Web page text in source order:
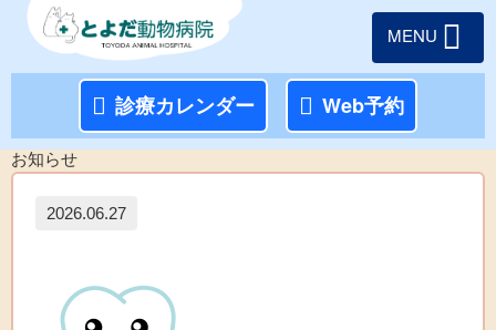
診療カレンダー Web予約
MENU
お知らせ
2026.06.27